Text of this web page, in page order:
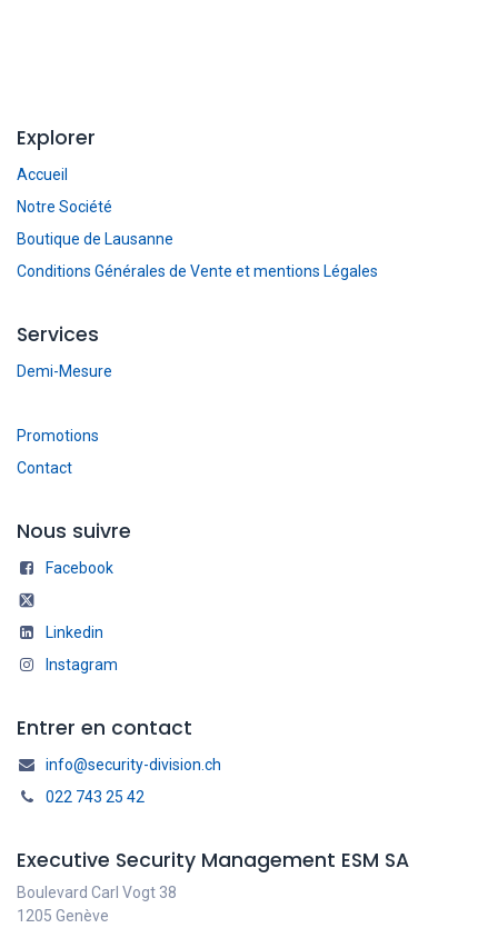
Explorer
Accueil
Notre Société
Boutique de Lausanne
Conditions Générales de Vente et mentions Légales
Services
Demi-Mesure
Promotions
Contact
Nous suivre
Facebook
Linkedin
Instagram
Entrer en contact
info@security-division.ch
022 743 25 42
Executive Security Management ESM SA
Boulevard Carl Vogt 38
1205 Genève